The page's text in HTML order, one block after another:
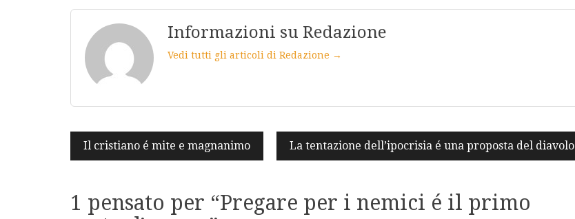
Informazioni su Redazione
Vedi tutti gli articoli di Redazione →
Navigazione
articoli
Il cristiano é mite e magnanimo La tentazione dell’ipocrisia é una proposta del diavolo
1 pensato per “Pregare per i nemici é il primo